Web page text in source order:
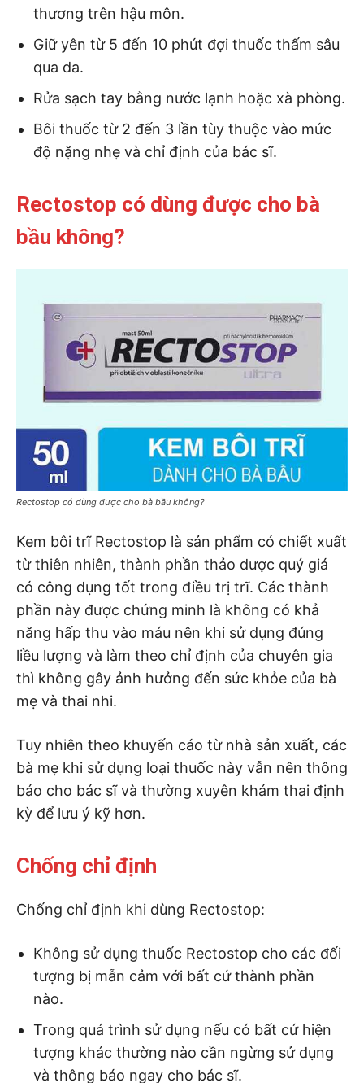
thương trên hậu môn.
Giữ yên từ 5 đến 10 phút đợi thuốc thấm sâu
qua da.
Rửa sạch tay bằng nước lạnh hoặc xà phòng.
Bôi thuốc từ 2 đến 3 lần tùy thuộc vào mức
độ nặng nhẹ và chỉ định của bác sĩ.
Rectostop có dùng được cho bà
bầu không?
Rectostop có dùng được cho bà bầu không?
Kem bôi trĩ Rectostop là sản phẩm có chiết xuất
từ thiên nhiên, thành phần thảo dược quý giá
có công dụng tốt trong điều trị trĩ. Các thành
phần này được chứng minh là không có khả
năng hấp thu vào máu nên khi sử dụng đúng
liều lượng và làm theo chỉ định của chuyên gia
thì không gây ảnh hưởng đến sức khỏe của bà
mẹ và thai nhi.
Tuy nhiên theo khuyến cáo từ nhà sản xuất, các
bà mẹ khi sử dụng loại thuốc này vẫn nên thông
báo cho bác sĩ và thường xuyên khám thai định
kỳ để lưu ý kỹ hơn.
Chống chỉ định
Chống chỉ định khi dùng Rectostop:
Không sử dụng thuốc Rectostop cho các đối
tượng bị mẫn cảm với bất cứ thành phần
nào.
Trong quá trình sử dụng nếu có bất cứ hiện
tượng khác thường nào cần ngừng sử dụng
và thông báo ngay cho bác sĩ.